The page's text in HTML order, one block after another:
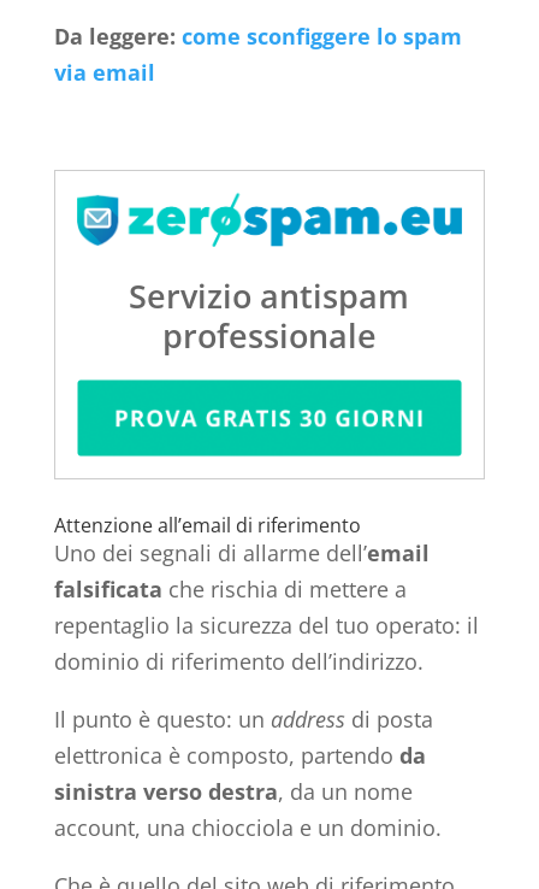
Da leggere: come sconfiggere lo spam
via email
Servizio antispam
professionale
Attenzione all’email di riferimento
Uno dei segnali di allarme dell’email
falsificata che rischia di mettere a
repentaglio la sicurezza del tuo operato: il
dominio di riferimento dell’indirizzo.
Il punto è questo: un address di posta
elettronica è composto, partendo da
sinistra verso destra, da un nome
account, una chiocciola e un dominio.